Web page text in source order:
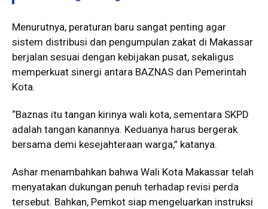
Menurutnya, peraturan baru sangat penting agar
sistem distribusi dan pengumpulan zakat di Makassar
berjalan sesuai dengan kebijakan pusat, sekaligus
memperkuat sinergi antara BAZNAS dan Pemerintah
Kota.
“Baznas itu tangan kirinya wali kota, sementara SKPD
adalah tangan kanannya. Keduanya harus bergerak
bersama demi kesejahteraan warga,” katanya.
Ashar menambahkan bahwa Wali Kota Makassar telah
menyatakan dukungan penuh terhadap revisi perda
tersebut. Bahkan, Pemkot siap mengeluarkan instruksi